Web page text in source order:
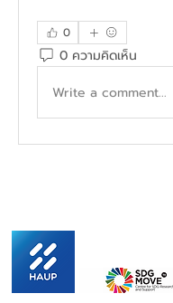
0
0 ความคิดเห็น
Write a comment...